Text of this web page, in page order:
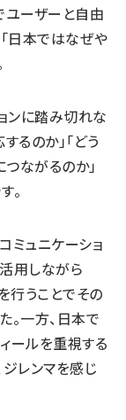
ユーザーと自由
日本ではなぜや
ンに踏み切れな
るのか」「どう
ながるのか」
。
ミュニケーショ
用しながら
行うことでその
。一方、日本で
ールを重視する
ジレンマを感じ